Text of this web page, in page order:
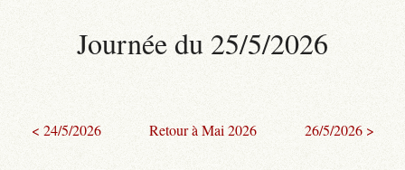
Journée du 25/5/2026
< 24/5/2026 Retour à Mai 2026 26/5/2026 >